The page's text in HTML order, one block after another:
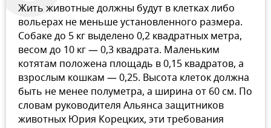
Жить животные должны будут в клетках либо
вольерах не меньше установленного размера.
Собаке до 5 кг выделено 0,2 квадратных метра,
весом до 10 кг — 0,3 квадрата. Маленьким
котятам положена площадь в 0,15 квадратов, а
взрослым кошкам — 0,25. Высота клеток должна
быть не менее полуметра, а ширина от 60 см. По
словам руководителя Альянса защитников
животных Юрия Корецких, эти требования